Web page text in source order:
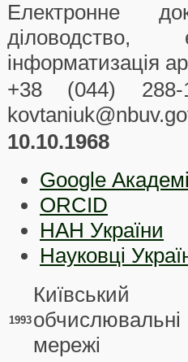
Електронне
діловодство,
інформатизація
+38 (044) 288-
10.10.1968
Google
ORCID
НАН України
Науковці
1993
Київський
мережі